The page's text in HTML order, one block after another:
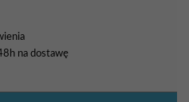
na dostawę